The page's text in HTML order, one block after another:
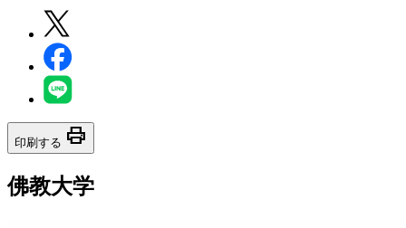
印刷する print
佛教大学